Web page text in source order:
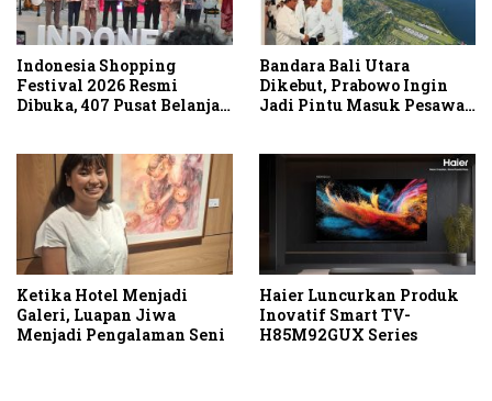
Indonesia Shopping
Festival 2026 Resmi
Dibuka, 407 Pusat Belanja
Bandara Bali Utara
Dikebut, Prabowo Ingin
Jadi Pintu Masuk Pesawat
Ketika Hotel Menjadi
Galeri, Luapan Jiwa
Menjadi Pengalaman Seni
Haier Luncurkan Produk
Inovatif Smart TV-
H85M92GUX Series